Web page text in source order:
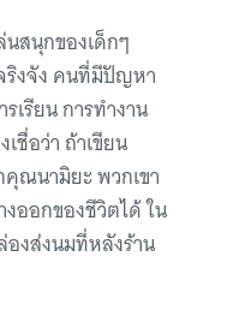
สนุกของเด็กๆ
ริงจัง คนที่มีปัญหา
เรียน การทำงาน
ชื่อว่า ถ้าเขียน
ณนามิยะ พวกเขา
ออกของชีวิตได้ ใน
องส่งนมที่หลังร้าน